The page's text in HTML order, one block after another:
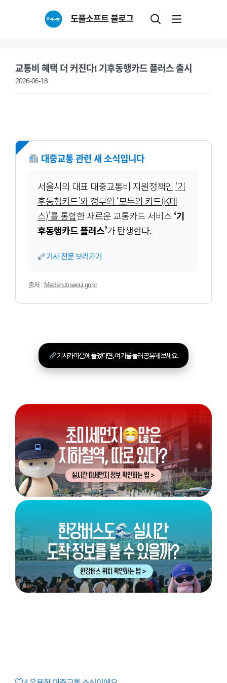
도플소프트 블로그
교통비 혜택 더 커진다! 기후동행카드 플러스 출시
2026-06-18
NEW 대중교통 관련 새 소식입니다
서울시의 대표 대중교통비 지원정책인 ‘기
후동행카드’와 정부의 ‘모두의 카드(K패
스)’를 통합한 새로운 교통카드 서비스‘기
후동행카드 플러스’가 탄생한다.
기사 전문 보러가기
출처 : Mediahub.seoul.go.kr
기사가 마음에 들었다면, 여기를 눌러 공유해 보세요.